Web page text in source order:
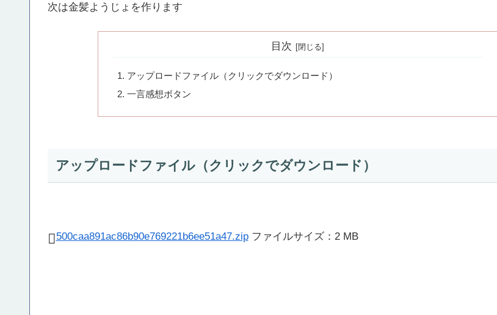
次は金髪ようじょを作ります
目次
アップロードファイル（クリックでダウンロード）
一言感想ボタン
アップロードファイル（クリックでダウンロード）
500caa891ac86b90e769221b6ee51a47.zipファイルサイズ：2 MB